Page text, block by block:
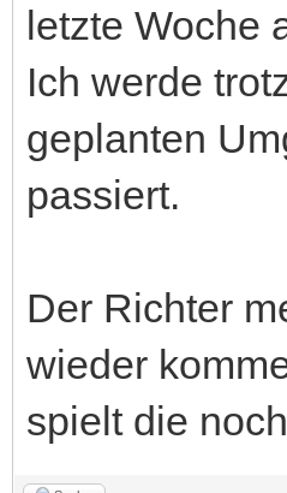
letzte Woche
Ich werde
geplanten
passiert.
Der Richter
wieder
spielt die